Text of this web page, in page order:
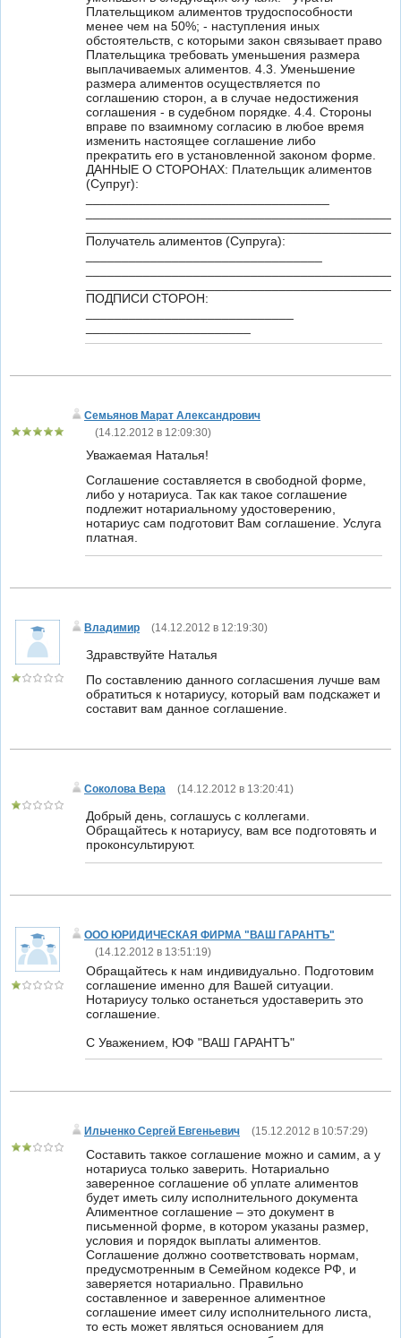
Плательщиком алиментов трудоспособности
менее чем на 50%; - наступления иных
обстоятельств, с которыми закон связывает право
Плательщика требовать уменьшения размера
выплачиваемых алиментов. 4.3. Уменьшение
размера алиментов осуществляется по
соглашению сторон, а в случае недостижения
соглашения - в судебном порядке. 4.4. Стороны
вправе по взаимному согласию в любое время
изменить настоящее соглашение либо
прекратить его в установленной законом форме.
ДАННЫЕ О СТОРОНАХ: Плательщик алиментов
(Супруг):
Получатель алиментов (Супруга):
ПОДПИСИ СТОРОН:
Семьянов Марат Александрович
(14.12.2012 в 12:09:30)
Уважаемая Наталья!
Соглашение составляется в свободной форме,
либо у нотариуса. Так как такое соглашение
подлежит нотариальному удостоверению,
нотариус сам подготовит Вам соглашение. Услуга
платная.
Владимир (14.12.2012 в 12:19:30)
Здравствуйте Наталья
По составлению данного согласшения лучше вам
обратиться к нотариусу, который вам подскажет и
составит вам данное соглашение.
Соколова Вера (14.12.2012 в 13:20:41)
Добрый день, соглашусь с коллегами.
Обращайтесь к нотариусу, вам все подготовять и
проконсультируют.
ООО ЮРИДИЧЕСКАЯ ФИРМА "ВАШ ГАРАНТЪ"
(14.12.2012 в 13:51:19)
Обращайтесь к нам индивидуально. Подготовим
соглашение именно для Вашей ситуации.
Нотариусу только останеться удоставерить это
соглашение.
С Уважением, ЮФ "ВАШ ГАРАНТЪ"
Ильченко Сергей Евгеньевич (15.12.2012 в 10:57:29)
Составить таккое соглашение можно и самим, а у
нотариуса только заверить. Нотариально
заверенное соглашение об уплате алиментов
будет иметь силу исполнительного документа
Алиментное соглашение – это документ в
письменной форме, в котором указаны размер,
условия и порядок выплаты алиментов.
Соглашение должно соответствовать нормам,
предусмотренным в Семейном кодексе РФ, и
заверяется нотариально. Правильно
составленное и заверенное алиментное
соглашение имеет силу исполнительного листа,
то есть может являться основанием для